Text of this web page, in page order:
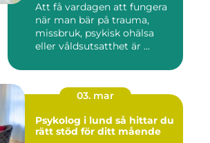
Att få vardagen att fungera
när man bär på trauma,
missbruk, psykisk ohälsa
eller våldsutsatthet är ...
03. mar
Psykolog i lund så hittar du
rätt stöd för ditt mående